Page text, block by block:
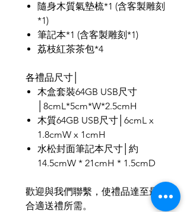
隨身木質氣墊梳*1 (含客製雕刻
*1)
筆記本*1 (含客製雕刻*1)
荔枝紅茶茶包*4
各禮品尺寸│
木盒套裝64GB USB尺寸
│8cmL*5cm*W*2.5cmH
木質64GB USB尺寸│6cmL x
1.8cmW x 1cmH
水松封面筆記本尺寸│約
14.5cmW * 21cmH * 1.5cmD
歡迎與我們聯繫，使禮品達至最
合適送禮所需。